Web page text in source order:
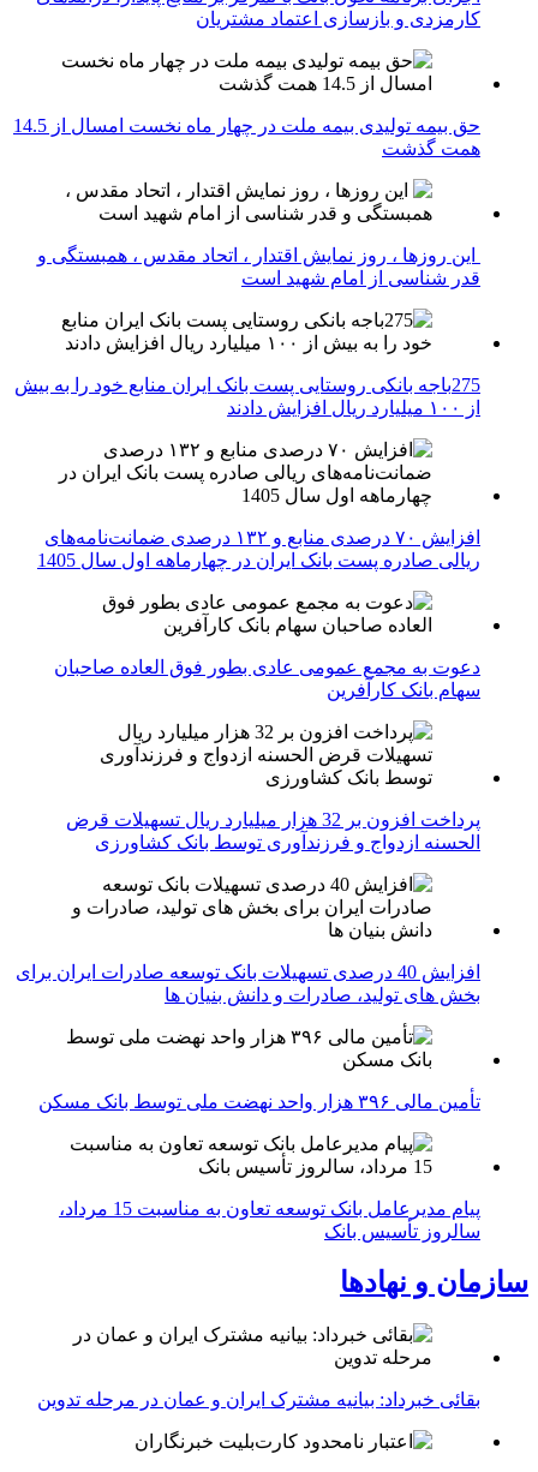
کارمزدی و بازسازی اعتماد مشتریان
حق بیمه تولیدی بیمه ملت در چهار ماه نخست امسال از 14.5
همت گذشت
این روزها ، روز نمایش اقتدار ، اتحاد مقدس ، همبستگی و
قدر شناسی از امام شهید است
275باجه بانکی روستایی پست بانک ایران منابع خود را به بیش
از ۱۰۰ میلیارد ریال افزایش دادند
افزایش ۷۰ درصدی منابع و ۱۳۲ درصدی ضمانت‌نامه‌های
ریالی صادره پست بانک ایران در چهارماهه اول سال 1405
دعوت به مجمع عمومی عادی بطور فوق العاده صاحبان
سهام بانک کارآفرین
پرداخت افزون بر 32 هزار میلیارد ریال تسهیلات قرض
الحسنه ازدواج و فرزندآوری توسط بانک کشاورزی
افزایش 40 درصدی تسهیلات بانک توسعه صادرات ایران برای
بخش های تولید، صادرات و دانش بنیان ها
تأمین مالی ۳۹۶ هزار واحد نهضت ملی توسط بانک مسکن
پیام مدیرعامل بانک توسعه تعاون به مناسبت 15 مرداد،
سالروز تأسیس بانک
سازمان و نهادها
بقائی خبرداد: بیانیه مشترک ایران و عمان در مرحله تدوین